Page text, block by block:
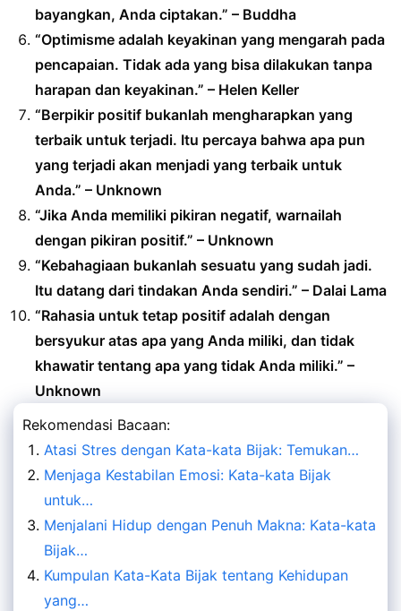
bayangkan, Anda ciptakan.” – Buddha
“Optimisme adalah keyakinan yang mengarah pada
pencapaian. Tidak ada yang bisa dilakukan tanpa
harapan dan keyakinan.” – Helen Keller
“Berpikir positif bukanlah mengharapkan yang
terbaik untuk terjadi. Itu percaya bahwa apa pun
yang terjadi akan menjadi yang terbaik untuk
Anda.” – Unknown
“Jika Anda memiliki pikiran negatif, warnailah
dengan pikiran positif.” – Unknown
“Kebahagiaan bukanlah sesuatu yang sudah jadi.
Itu datang dari tindakan Anda sendiri.” – Dalai Lama
“Rahasia untuk tetap positif adalah dengan
bersyukur atas apa yang Anda miliki, dan tidak
khawatir tentang apa yang tidak Anda miliki.” –
Unknown
Rekomendasi Bacaan:
Atasi Stres dengan Kata-kata Bijak: Temukan…
Menjaga Kestabilan Emosi: Kata-kata Bijak
untuk…
Menjalani Hidup dengan Penuh Makna: Kata-kata
Bijak…
Kumpulan Kata-Kata Bijak tentang Kehidupan
yang…